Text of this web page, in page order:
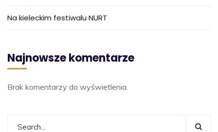
Na kieleckim festiwalu NURT
Najnowsze komentarze
Brak komentarzy do wyświetlenia.